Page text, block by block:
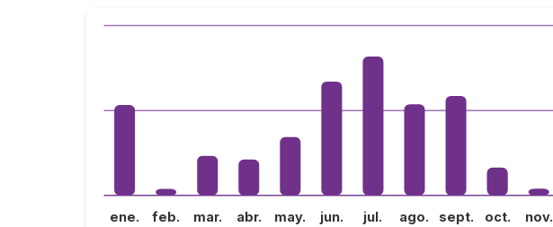
ene. feb. mar. abr. may. jun. jul. ago. sept. oct. nov.